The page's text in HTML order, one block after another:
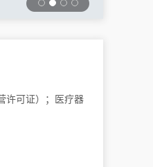
许可证）；医疗器